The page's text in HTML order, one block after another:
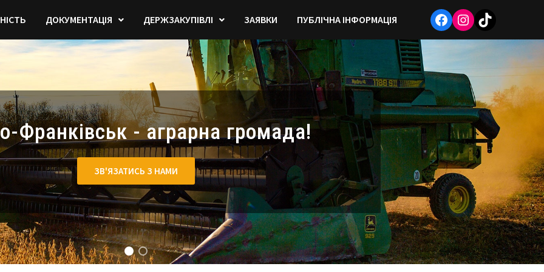
ДОКУМЕНТАЦІЯ ДЕРЖЗАКУПІВЛІ ЗАЯВКИ ПУБЛІЧНА ІНФОРМАЦІЯ Facebook
Instagram
TikTok
Франківськ - аграрна громада!
ЗВ'ЯЗАТИСЬ З НАМИ